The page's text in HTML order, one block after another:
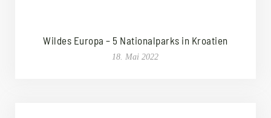
Wildes Europa – 5 Nationalparks in Kroatien
18. Mai 2022